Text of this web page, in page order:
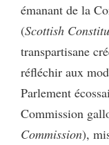
émanant de la
(Scottish
transpartisane
réfléchir aux
Parlement
Commission
Commission),